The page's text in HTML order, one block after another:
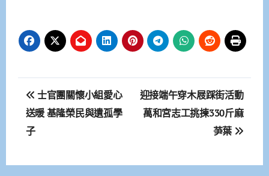
文
章
導
覽
士官團關懷小組愛心
送暖 基隆榮民與遺孤學
子
迎接端午穿木屐踩街活動
萬和宮志工挑揀330斤麻
芛葉